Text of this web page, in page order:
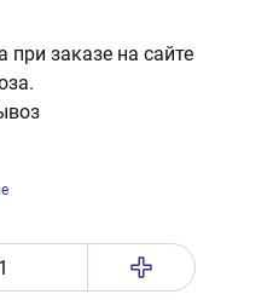
при заказе на сайте